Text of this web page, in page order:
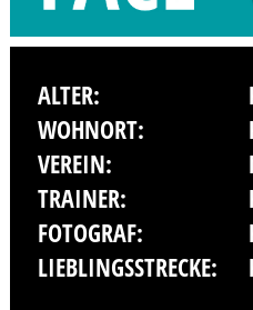
ALTER:
WOHNORT:
VEREIN:
TRAINER:
FOTOGRAF:
LIEBLINGSSTRECKE: